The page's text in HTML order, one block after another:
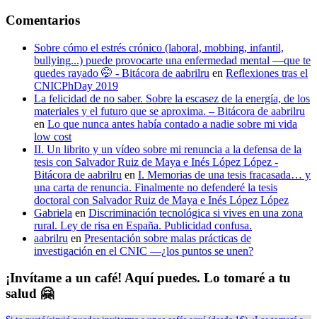
Comentarios
Sobre cómo el estrés crónico (laboral, mobbing, infantil,
bullying...) puede provocarte una enfermedad mental —que te
quedes rayado 🤭 - Bitácora de aabrilru en Reflexiones tras el
CNICPhDay 2019
La felicidad de no saber. Sobre la escasez de la energía, de los
materiales y el futuro que se aproxima. – Bitácora de aabrilru
en Lo que nunca antes había contado a nadie sobre mi vida
low cost
II. Un librito y un vídeo sobre mi renuncia a la defensa de la
tesis con Salvador Ruiz de Maya e Inés López López -
Bitácora de aabrilru en I. Memorias de una tesis fracasada… y
una carta de renuncia. Finalmente no defenderé la tesis
doctoral con Salvador Ruiz de Maya e Inés López López
Gabriela en Discriminación tecnológica si vives en una zona
rural. Ley de risa en España. Publicidad confusa.
aabrilru en Presentación sobre malas prácticas de
investigación en el CNIC —¿los puntos se unen?
¡Invítame a un café! Aquí puedes. Lo tomaré a tu
salud 🤗